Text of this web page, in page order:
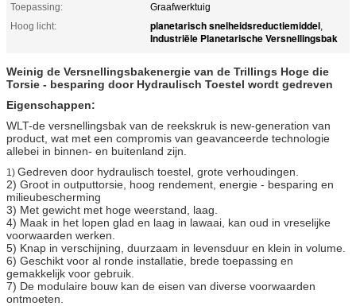
Toepassing:
Graafwerktuig
Hoog licht:
planetarisch snelheidsreductiemiddel,
Industriële Planetarische Versnellingsbak
Weinig de Versnellingsbakenergie van de Trillings Hoge die
Torsie - besparing door Hydraulisch Toestel wordt gedreven
Eigenschappen:
WLT-de versnellingsbak van de reekskruk is new-generation van
product, wat met een compromis van geavanceerde technologie
allebei in binnen- en buitenland zijn.
1) Gedreven door hydraulisch toestel, grote verhoudingen.
2) Groot in outputtorsie, hoog rendement, energie - besparing en
milieubescherming
3) Met gewicht met hoge weerstand, laag.
4) Maak in het lopen glad en laag in lawaai, kan oud in vreselijke
voorwaarden werken.
5) Knap in verschijning, duurzaam in levensduur en klein in volume.
6) Geschikt voor al ronde installatie, brede toepassing en
gemakkelijk voor gebruik.
7) De modulaire bouw kan de eisen van diverse voorwaarden
ontmoeten.